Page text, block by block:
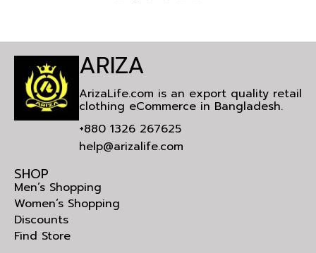
ARIZA
ArizaLife.com is an export quality retail
clothing eCommerce in Bangladesh.
+880 1326 267625
help@arizalife.com
SHOP
Men’s Shopping
Women’s Shopping
Discounts
Find Store